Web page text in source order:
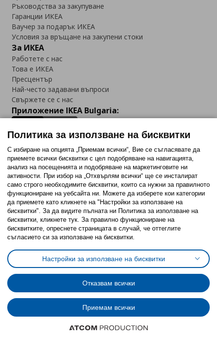
Ръководства за закупуване
Гаранции ИКЕА
Ваучер за подарък ИКЕА
Условия за връщане на закупени стоки
За ИКЕА
Работете с нас
Това е ИКЕА
Пресцентър
Най-често задавани въпроси
Свържете се с нас
Приложение IKEA Bulgaria:
Последвайте ни:
FacebookTwitterYoutubePinterestInstagram
Политика за използване на бисквитки (Cookies)
Избор на настройки за използване на бисквитки
Условия за ползване на ikea.bgОбща политика за личните данни
Политика за защита на личните данни на ikea.bg
Общи условия на програма IKEA Family
Политика за защита на лични данни на програма IKEA Family
© Inter-IKEA Systems B.V. 1999 - 2025
Политика за използване на бисквитки
С избиране на опцията „Приемам всички“, Вие се съгласявате да
приемете всички бисквитки с цел подобряване на навигацията,
анализ на посещенията и подобряване на маркетинговите ни
активности. При избор на „Отхвърлям всички“ ще се инсталират
само строго необходимитe бисквитки, които са нужни за правилното
функциониране на уебсайта ни. Можете да изберете кои категории
да приемете като кликнете на "Настройки за използване на
бисквитки". За да видите пълната ни Политика за използване на
бисквитки, кликнете тук. За правилно функциониране на
бисквитките, опреснете страницата в случай, че оттеглите
съгласието си за използване на бисквитки.
Настройки за използване на бисквитки
Отказвам всички
Приемам всички